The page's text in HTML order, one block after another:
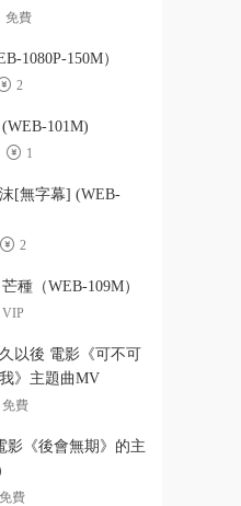
免費
1080P-150M）
2
101M)
1
[無字幕] (WEB-
2
種（WEB-109M）
VIP
以後 電影《可不可
》主題曲MV
免費
影《後會無期》的主
免費